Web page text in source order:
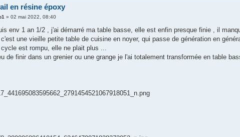
en résine époxy
»02 mai 2022, 08:40
env 1 an 1/2 , j'ai démarré ma table basse, elle est enfin presque finie , il
une vieille petite table de cuisine en noyer, qui passe de génération en
est rompu, elle ne plait plus ...
de finir dans un grenier ou une grange je l'ai totalement transformée en table